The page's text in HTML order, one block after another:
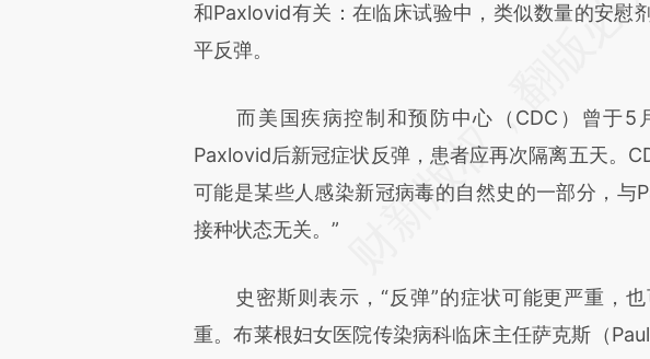
和Paxlovid有关：在临床试验中，类似数量的安慰
平反弹。
而美国疾病控制和预防中心（CDC）曾于5
Paxlovid后新冠症状反弹，患者应再次隔离五天。
可能是某些人感染新冠病毒的自然史的一部分，与
接种状态无关。”
史密斯则表示，“反弹”的症状可能更严重，也
重。布莱根妇女医院传染病科临床主任萨克斯（